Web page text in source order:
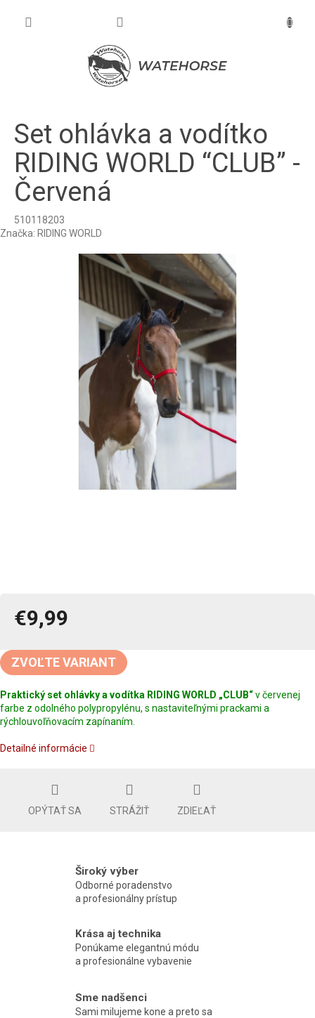
Set ohlávka a vodítko
RIDING WORLD “CLUB” -
Červená
510118203
Značka: RIDING WORLD
€9,99
cena:
ZVOĽTE VARIANT
Praktický set ohlávky a vodítka RIDING WORLD „CLUB“v červenej
farbe z odolného polypropylénu, s nastaviteľnými prackami a
rýchlouvoľňovacím zapínaním.
Detailné informácie
OPÝTAŤ SA STRÁŽIŤ ZDIEĽAŤ
Široký výber
Odborné poradenstvo
a profesionálny prístup
Krása aj technika
Ponúkame elegantnú módu
a profesionálne vybavenie
Sme nadšenci
Sami milujeme kone a preto sa